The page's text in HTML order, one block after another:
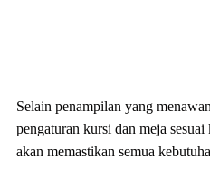
Selain penampilan yang
pengaturan kursi dan meja
akan memastikan semua